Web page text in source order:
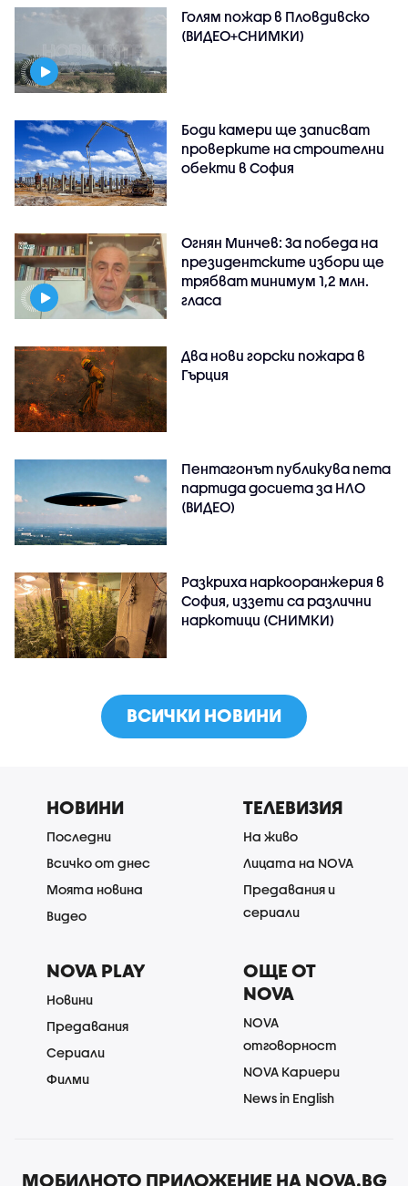
Голям пожар в Пловдивско
(ВИДЕО+СНИМКИ)
Боди камери ще записват
проверките на строителни
обекти в София
Огнян Минчев: За победа на
президентските избори ще
трябват минимум 1,2 млн.
гласа
Два нови горски пожара в
Гърция
Пентагонът публикува пета
партида досиета за НЛО
(ВИДЕО)
Разкриха наркооранжерия в
София, иззети са различни
наркотици (СНИМКИ)
ВСИЧКИ НОВИНИ
НОВИНИ
Последни
Всичко от днес
Моята новина
Видео
ТЕЛЕВИЗИЯ
На живо
Лицата на NOVA
Предавания и
сериали
NOVA PLAY
Новини
Предавания
Сериали
Филми
ОЩЕ ОТ
NOVA
NOVA
отговорност
NOVA Кариери
News in English
МОБИЛНОТО ПРИЛОЖЕНИЕ НА NOVA.BG